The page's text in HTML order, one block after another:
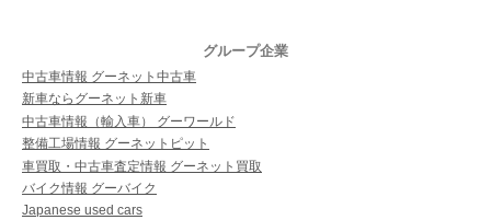
グループ企業
中古車情報 グーネット中古車
新車ならグーネット新車
中古車情報（輸入車） グーワールド
整備工場情報 グーネットピット
車買取・中古車査定情報 グーネット買取
バイク情報 グーバイク
Japanese used cars